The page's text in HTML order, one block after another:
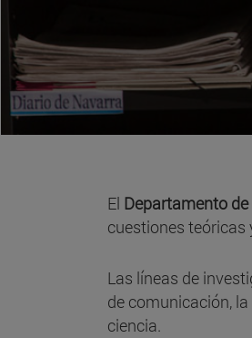
El Departamento
cuestiones
Las líneas de
de comunicación,
ciencia.